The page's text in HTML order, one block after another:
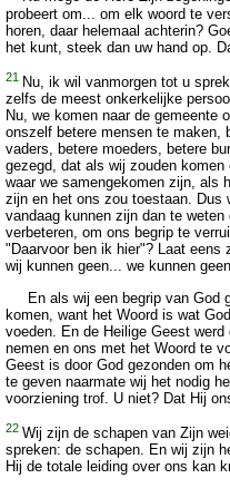
probeert om... om elk woord te
horen, daar helemaal achterin?
het kunt, steek dan uw hand op.
21 Nu, ik wil vanmorgen tot u
zelfs de meest onkerkelijke
Nu, we komen naar de gemeente
onszelf betere mensen te maken,
vaders, betere moeders, betere
gezegd, dat als wij zouden
waar we samengekomen zijn, als
zijn en het ons zou toestaan. Dus
vandaag kunnen zijn dan te
verbeteren, om ons begrip te
"Daarvoor ben ik hier"? Laat eens
wij kunnen geen... we kunnen
En als wij een begrip van God
komen, want het Woord is wat
voeden. En de Heilige Geest
nemen en ons met het Woord te
Geest is door God gezonden om
te geven naarmate wij het nodig
voorziening trof. U niet? Dat Hij
22 Wij zijn de schapen van Zijn
spreken: de schapen. En wij zijn
Hij de totale leiding over ons kan